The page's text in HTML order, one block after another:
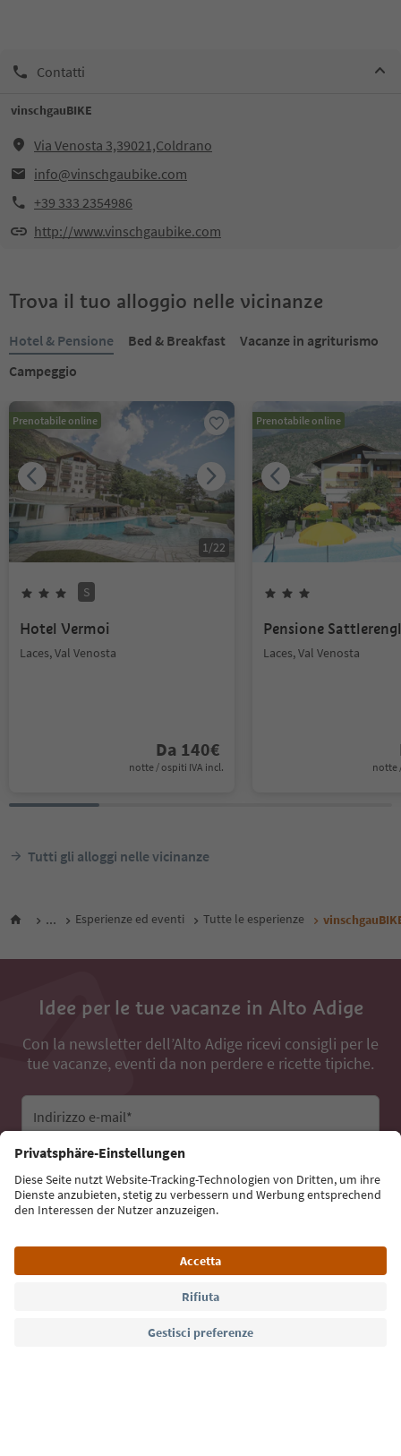
Contatti
vinschgauBIKE
Via Venosta 3,39021,Coldrano
info@vinschgaubike.com
+39 333 2354986
http://www.vinschgaubike.com
Trova il tuo alloggio nelle vicinanze
Hotel & Pensione Bed & Breakfast
Vacanze in agriturismo
Campeggio
Prenotabile online
1/22
S
Hotel Vermoi
Laces, Val Venosta
Da 140€
notte / ospiti IVA incl.
Prenotabile online
Pensione
Laces, Val Venosta
notte
Tutti gli alloggi nelle vicinanze
... Esperienze ed eventi Tutte le esperienze
Idee per le tue vacanze in Alto Adige
Con la newsletter dell’Alto Adige ricevi consigli per le
tue vacanze, eventi da non perdere e ricette tipiche.
Indirizzo e-mail*
Iscriviti alla newsletter